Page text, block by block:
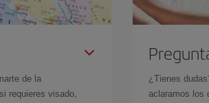
de la
requieres visado,
¿Tienes
aclaramos los